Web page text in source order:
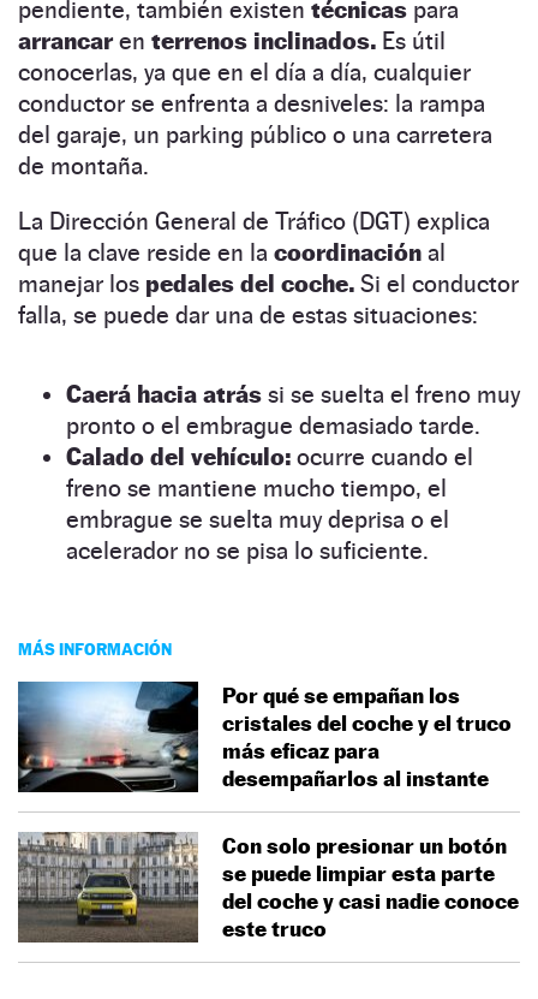
pendiente, también existen técnicas para
arrancaren terrenos inclinados. Es útil
conocerlas, ya que en el día a día, cualquier
conductor se enfrenta a desniveles: la rampa
del garaje, un parking público o una carretera
de montaña.
La Dirección General de Tráfico (DGT) explica
que la clave reside en la coordinación al
manejar los pedales del coche. Si el conductor
falla, se puede dar una de estas situaciones:
Caerá hacia atrás si se suelta el freno muy
pronto o el embrague demasiado tarde.
Calado del vehículo: ocurre cuando el
freno se mantiene mucho tiempo, el
embrague se suelta muy deprisa o el
acelerador no se pisa lo suficiente.
MÁS INFORMACIÓN
Por qué se empañan los
cristales del coche y el truco
más eficaz para
desempañarlos al instante
Con solo presionar un botón
se puede limpiar esta parte
del coche y casi nadie conoce
este truco